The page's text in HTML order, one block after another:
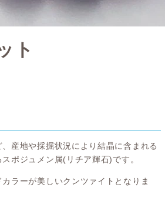
ト
産地や採掘状況により結晶に含まれる
ポジュメン属(リチア輝石)です。
ラーが美しいクンツァイトとなりま